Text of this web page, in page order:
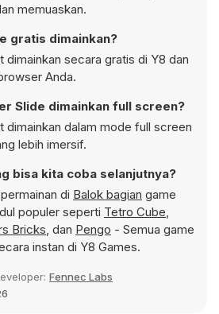
memuaskan.
gratis dimainkan?
dimainkan secara gratis di Y8 dan
Anda.
Slide dimainkan full screen?
dimainkan dalam mode full screen
lebih imersif.
bisa kita coba selanjutnya?
di Balok bagian game
populer seperti Tetro Cube,
Bricks, dan Pengo - Semua game
instan di Y8 Games.
Fennec Labs